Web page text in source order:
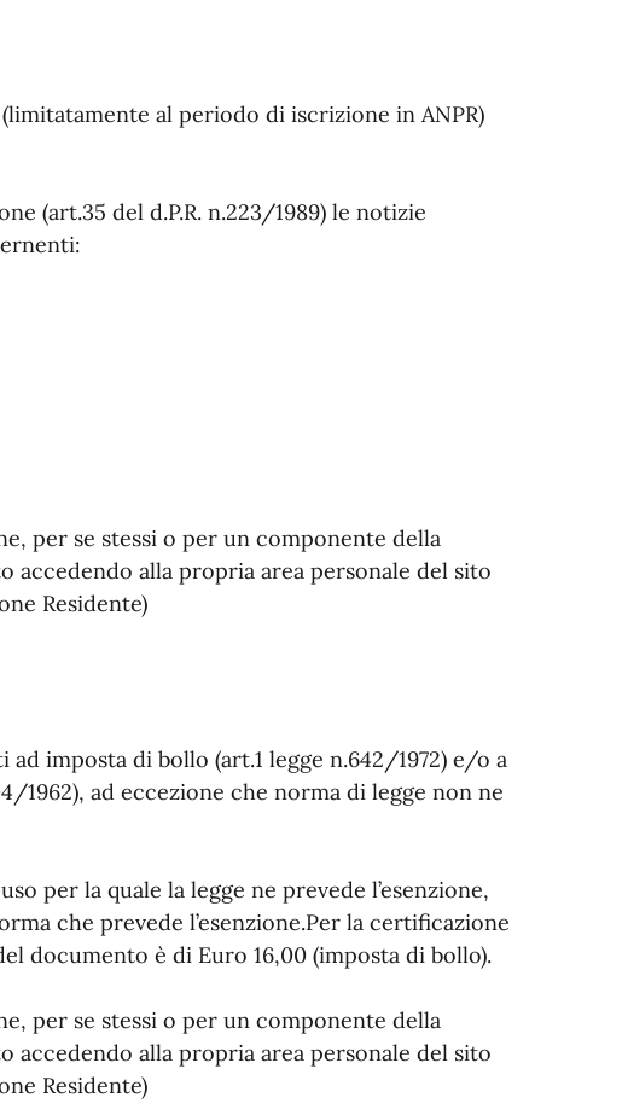
al periodo di iscrizione in ANPR)
(art.35 del d.P.R. n.223/1989) le notizie
per se stessi o per un componente della
accedendo alla propria area personale del sito
Residente)
imposta di bollo (art.1 legge n.642/1972) e/o a
1962), ad eccezione che norma di legge non ne
per la quale la legge ne prevede l’esenzione,
che prevede l’esenzione.Per la certificazione
documento è di Euro 16,00 (imposta di bollo).
per se stessi o per un componente della
accedendo alla propria area personale del sito
Residente)